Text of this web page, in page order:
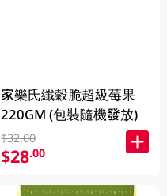
家樂氏纖穀脆超級莓果
220GM (包裝隨機發放)
$32.00
$28.00